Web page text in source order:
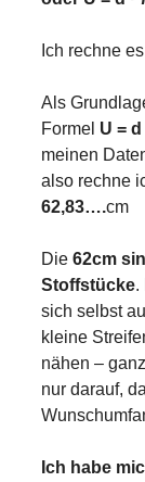
Ich rechne
Als
Formel U = d
meinen
also rechne
62,83….cm
Die 62cm
Stoffstücke.
sich selbst
kleine
nähen –
nur darauf,
Ich habe